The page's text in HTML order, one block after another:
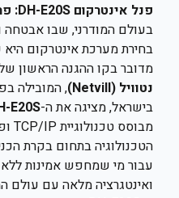
פנל אינטרקום DH-E20S: פתרון IP מתקדם ומעוצב
בעולם המודרני, שבו אבטחה
בחירת מערכת אינטרקום
מדובר בקו ההגנה הראשון
נטוויל (Netvill)
, המובילה
בישראל, מציגה את ה-E20S
הטכנולוגיה בתחום בקרת
עבור מי שמחפש אמינות
ואינטגרציה מלאה עם עולם